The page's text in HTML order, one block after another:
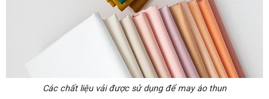
Các chất liệu vải được sử dụng để may áo thun